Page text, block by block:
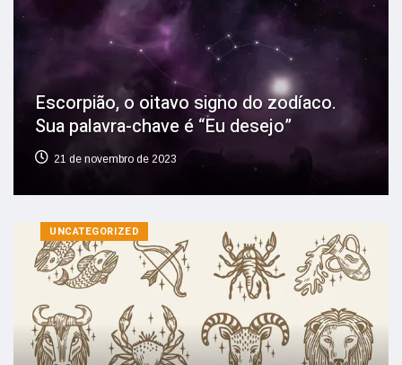
Escorpião, o oitavo signo do zodíaco.
Sua palavra-chave é “Eu desejo”
21 de novembro de 2023
UNCATEGORIZED